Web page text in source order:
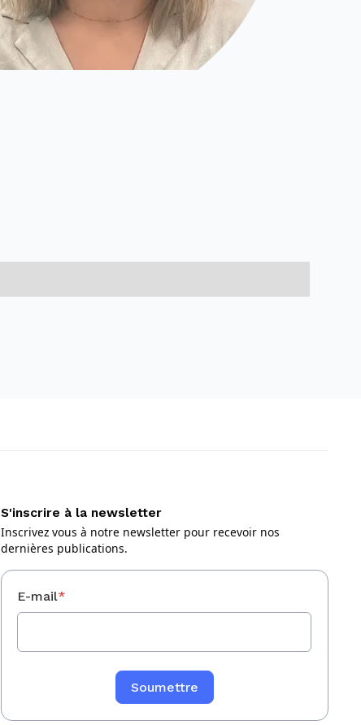
S'inscrire à la newsletter
Inscrivez vous à notre newsletter pour recevoir nos
dernières publications.
E-mail*